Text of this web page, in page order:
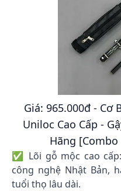
Giá: 965.000đ - Cơ
Uniloc Cao Cấp -
Hãng [Combo
✅ Lõi gỗ mộc cao
công nghệ Nhật Bản,
tuổi thọ lâu dài.